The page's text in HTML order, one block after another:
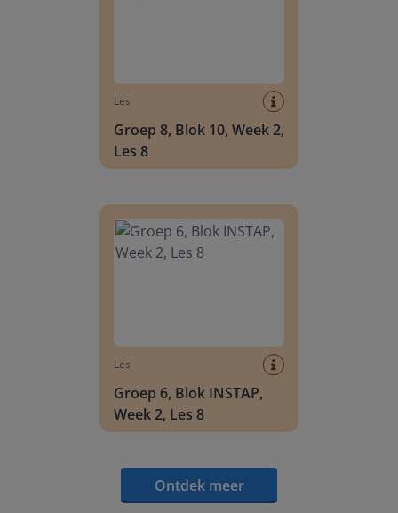
Les
Groep 8, Blok 10, Week 2,
Les 8
Les
Groep 6, Blok INSTAP,
Week 2, Les 8
Ontdek meer